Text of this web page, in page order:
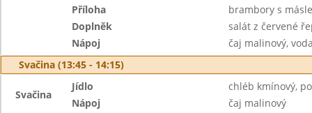
Příloha
brambory s
Doplněk
salát z červené
Nápoj
čaj malinový,
Svačina (13:45 - 14:15)
Svačina
Jídlo
chléb kmínový,
Nápoj
čaj malinový